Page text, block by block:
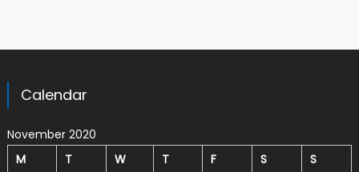
Calendar
November 2020
M
T W T F S
S